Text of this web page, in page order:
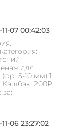
07 00:42:03
для
5-10 мм) 1
Кэшбэк: 200₽
06 23:27:02